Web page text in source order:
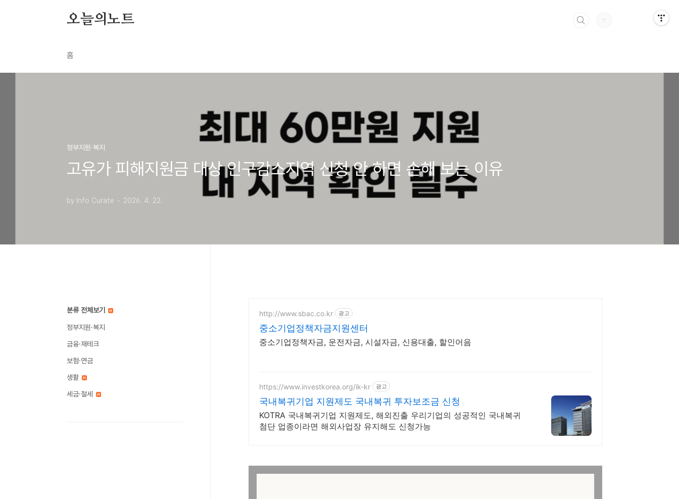
오늘의노트
홈
정부지원·복지
고유가 피해지원금 대상 인구감소지역 신청 안 하면 손해 보는 이유
by Info Curate 2026. 4. 22.
http://www.sbac.co.kr 광고
중소기업정책자금지원센터
중소기업정책자금, 운전자금, 시설자금, 신용대출, 할인어음
https://www.investkorea.org/ik-kr 광고
국내복귀기업 지원제도 국내복귀 투자보조금 신청
KOTRA 국내복귀기업 지원제도, 해외진출 우리기업의 성공적인 국내복귀
첨단 업종이라면 해외사업장 유지해도 신청가능
분류 전체보기
정부지원·복지
금융·재테크
보험·연금
생활
세금·절세